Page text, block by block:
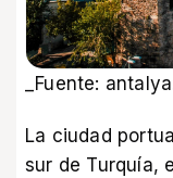
_Fuente:
La ciudad
sur de Turquía,